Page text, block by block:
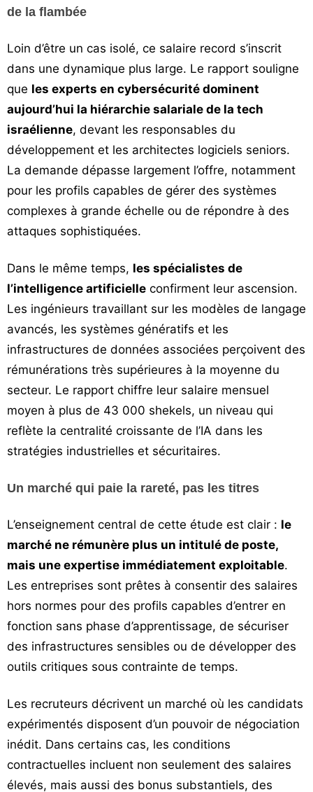
de la flambée
Loin d’être un cas isolé, ce salaire record s’inscrit
dans une dynamique plus large. Le rapport souligne
que les experts en cybersécurité dominent
aujourd’hui la hiérarchie salariale de la tech
israélienne, devant les responsables du
développement et les architectes logiciels seniors.
La demande dépasse largement l’offre, notamment
pour les profils capables de gérer des systèmes
complexes à grande échelle ou de répondre à des
attaques sophistiquées.
Dans le même temps, les spécialistes de
l’intelligence artificielle confirment leur ascension.
Les ingénieurs travaillant sur les modèles de langage
avancés, les systèmes génératifs et les
infrastructures de données associées perçoivent des
rémunérations très supérieures à la moyenne du
secteur. Le rapport chiffre leur salaire mensuel
moyen à plus de 43 000 shekels, un niveau qui
reflète la centralité croissante de l’IA dans les
stratégies industrielles et sécuritaires.
Un marché qui paie la rareté, pas les titres
L’enseignement central de cette étude est clair : le
marché ne rémunère plus un intitulé de poste,
mais une expertise immédiatement exploitable.
Les entreprises sont prêtes à consentir des salaires
hors normes pour des profils capables d’entrer en
fonction sans phase d’apprentissage, de sécuriser
des infrastructures sensibles ou de développer des
outils critiques sous contrainte de temps.
Les recruteurs décrivent un marché où les candidats
expérimentés disposent d’un pouvoir de négociation
inédit. Dans certains cas, les conditions
contractuelles incluent non seulement des salaires
élevés, mais aussi des bonus substantiels, des